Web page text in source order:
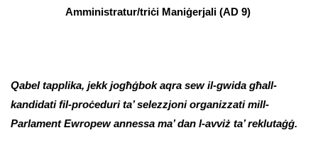
Amministratur/triċi Maniġerjali (AD 9)
Qabel tapplika, jekk jogħġbok aqra sew il-gwida għall-
kandidati fil-proċeduri ta’ selezzjoni organizzati mill-
Parlament Ewropew annessa ma’ dan l-avviż ta’ reklutaġġ.